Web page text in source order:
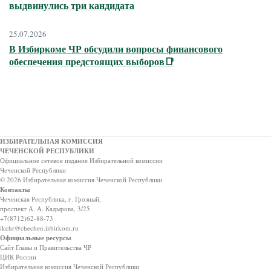
выдвинулись три кандидата
25.07.2026
В Избиркоме ЧР обсудили вопросы финансового
обеспечения предстоящих выборов📑
ИЗБИРАТЕЛЬНАЯ КОМИССИЯ
ЧЕЧЕНСКОЙ РЕСПУБЛИКИ
Официальное сетевое издание Избирательной комиссии
Чеченской Республики
© 2026 Избирательная комиссия Чеченской Республики
Контакты
Чеченская Республика, г. Грозный,
проспект А. А. Кадырова, 3/25
+7(8712)62-88-73
ikchr@chechen.izbirkom.ru
Официальные ресурсы
Сайт Главы и Правительства ЧР
ЦИК России
Избирательная комиссия Чеченской Республики